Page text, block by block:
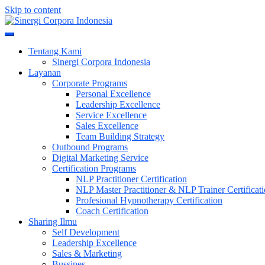
Skip to content
Sinergi Corpora Indonesia
Tentang Kami
Sinergi Corpora Indonesia
Layanan
Corporate Programs
Personal Excellence
Leadership Excellence
Service Excellence
Sales Excellence
Team Building Strategy
Outbound Programs
Digital Marketing Service
Certification Programs
NLP Practitioner Certification
NLP Master Practitioner & NLP Trainer
Profesional Hypnotherapy Certification
Coach Certification
Sharing Ilmu
Self Development
Leadership Excellence
Sales & Marketing